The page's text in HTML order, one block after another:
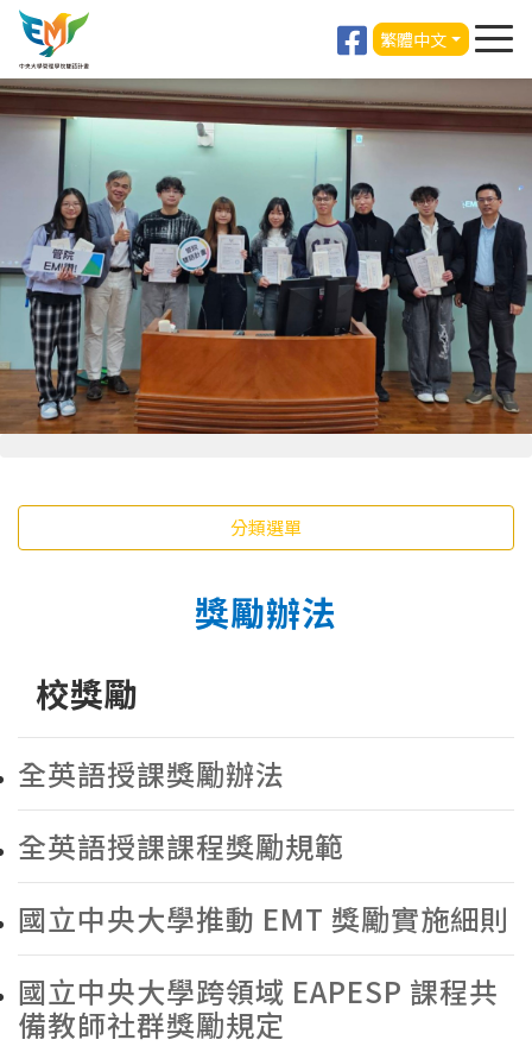
繁體中文
分類選單
獎勵辦法
校獎勵
全英語授課獎勵辦法
全英語授課課程獎勵規範
國立中央大學推動 EMT 獎勵實施細則
國立中央大學跨領域 EAPESP 課程共
備教師社群獎勵規定